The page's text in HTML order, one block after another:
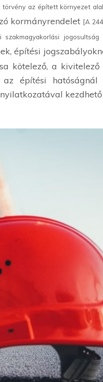
törvény az épített környezet
kormányrendelet [A
jogosultság
építési
kötelező, a
építési